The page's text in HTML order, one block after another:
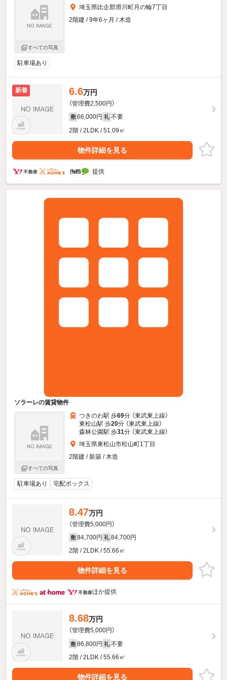
すべての写真
埼玉県比企郡滑川町月の輪7丁目
2階建 / 9年6ヶ月 / 木造
駐車場あり
新着 6.6万円
（管理費2,500円）
敷 66,000円 礼 不要
2階 / 2LDK / 51.09㎡
物件詳細を見る
提供
ソラーレの賃貸物件
すべての写真
つきのわ駅 歩69分 （東武東上線）
東松山駅 歩20分 （東武東上線）
森林公園駅 歩31分 （東武東上線）
埼玉県東松山市松山町1丁目
2階建 / 新築 / 木造
駐車場あり 宅配ボックス
8.47万円
（管理費5,000円）
敷 84,700円 礼 84,700円
2階 / 2LDK / 55.66㎡
物件詳細を見る
ほか提供
8.68万円
（管理費5,000円）
敷 86,800円 礼 不要
2階 / 2LDK / 55.66㎡
物件詳細を見る